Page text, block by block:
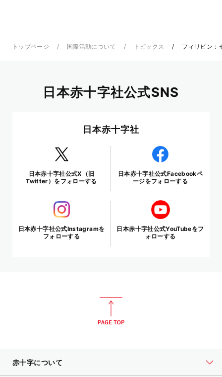
トップページ 国際活動について トピックス フィリピン：
日本赤十字社公式SNS
日本赤十字社
日本赤十字社公式X（旧
Twitter）をフォローする
日本赤十字社公式Facebookペ
ージをフォローする
日本赤十字社公式Instagramを
フォローする
日本赤十字社公式YouTubeをフ
ォローする
赤十字について